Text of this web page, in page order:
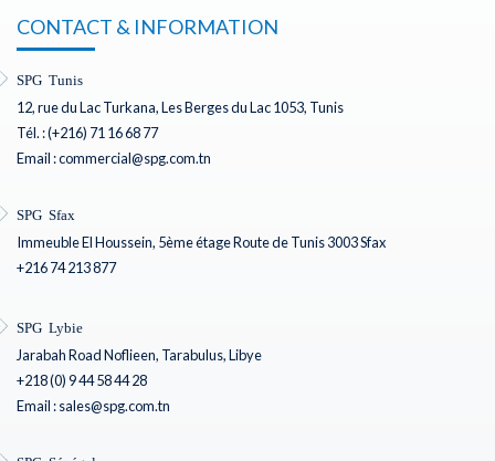
CONTACT & INFORMATION
SPG Tunis
12, rue du Lac Turkana, Les Berges du Lac 1053, Tunis
Tél. : (+216) 71 16 68 77
Email : commercial@spg.com.tn
SPG Sfax
Immeuble El Houssein, 5ème étage Route de Tunis 3003 Sfax
+216 74 213 877
SPG Lybie
Jarabah Road Noflieen, Tarabulus, Libye
+218 (0) 9 44 58 44 28
Email : sales@spg.com.tn